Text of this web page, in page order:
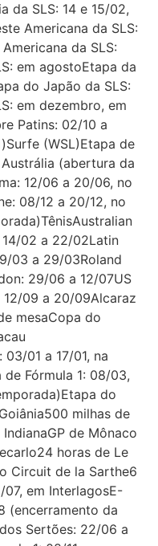
da SLS: 14 e 15/02,
Americana da SLS:
da SLS:
em agostoEtapa da
do Japão da SLS:
em dezembro, em
Patins: 02/10 a
(WSL)Etapa de
(abertura da
12/06 a 20/06, no
08/12 a 20/12, no
14/02 a 22/02Latin
03 a 29/03Roland
29/06 a 12/07US
12/09 a 20/09Alcaraz
mesaCopa do
01 a 17/01, na
Fórmula 1: 08/03,
do
milhas de
de Mônaco
horas de Le
Circuit de la Sarthe6
07, em InterlagosE-
(encerramento da
Sertões: 22/06 a